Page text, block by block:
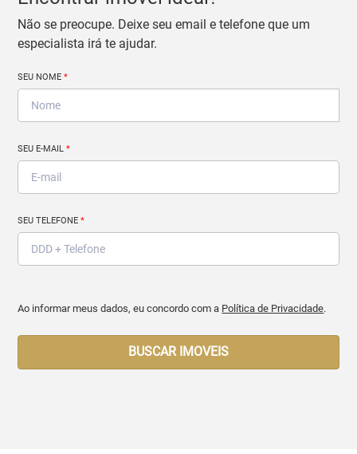
Não se preocupe. Deixe seu email e telefone que um
especialista irá te ajudar.
SEU NOME*
SEU E-MAIL*
SEU TELEFONE*
Ao informar meus dados, eu concordo com a Política de Privacidade.
BUSCAR IMOVEIS